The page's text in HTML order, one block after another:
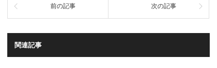
前の記事 次の記事
関連記事